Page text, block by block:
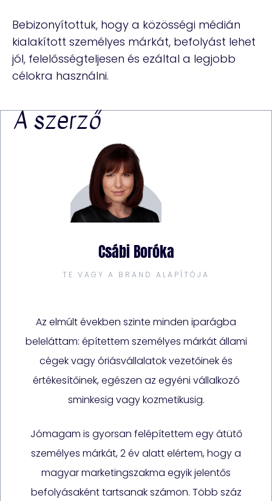
Bebizonyítottuk, hogy a közösségi médián
kialakított személyes márkát, befolyást lehet
jól, felelősségteljesen és ezáltal a legjobb
célokra használni.
A szerző
Csábi Boróka
TE VAGY A BRAND ALAPÍTÓJA
Az elmúlt években szinte minden iparágba
beleláttam: építettem személyes márkát állami
cégek vagy óriásvállalatok vezetőinek és
értékesítőinek, egészen az egyéni vállalkozó
sminkesig vagy kozmetikusig.
Jómagam is gyorsan felépítettem egy átütő
személyes márkát, 2 év alatt elértem, hogy a
magyar marketingszakma egyik jelentős
befolyásaként tartsanak számon. Több száz